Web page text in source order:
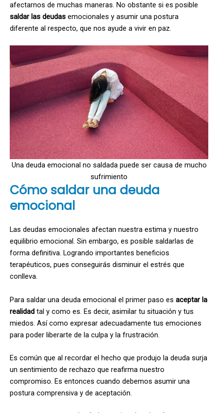
afectarnos de muchas maneras. No obstante si es posible
saldar las deudas emocionales y asumir una postura
diferente al respecto, que nos ayude a vivir en paz.
Una deuda emocional no saldada puede ser causa de mucho
sufrimiento
Cómo saldar una deuda
emocional
Las deudas emocionales afectan nuestra estima y nuestro
equilibrio emocional. Sin embargo, es posible saldarlas de
forma definitiva. Logrando importantes beneficios
terapéuticos, pues conseguirás disminuir el estrés que
conlleva.
Para saldar una deuda emocional el primer paso es aceptar la
realidad tal y como es. Es decir, asimilar tu situación y tus
miedos. Así como expresar adecuadamente tus emociones
para poder liberarte de la culpa y la frustración.
Es común que al recordar el hecho que produjo la deuda surja
un sentimiento de rechazo que reafirma nuestro
compromiso. Es entonces cuando debemos asumir una
postura comprensiva y de aceptación.